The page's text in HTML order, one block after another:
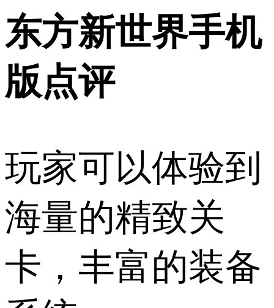
东方新世界手机
版点评
玩家可以体验到
海量的精致关
卡，丰富的装备